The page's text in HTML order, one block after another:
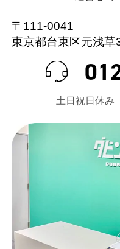
〒111-0041
東京都台東区元浅
⼟⽇祝⽇休